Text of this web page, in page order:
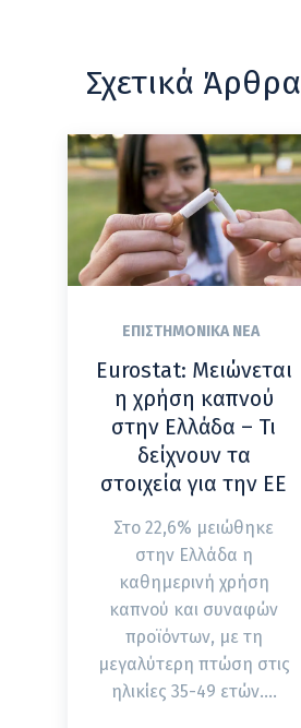
Σχετικά Άρθρα
ΕΠΙΣΤΗΜΟΝΙΚΆ ΝΈΑ
Eurostat: Μειώνεται
η χρήση καπνού
στην Ελλάδα – Τι
δείχνουν τα
στοιχεία για την ΕΕ
Στο 22,6% μειώθηκε
στην Ελλάδα η
καθημερινή χρήση
καπνού και συναφών
προϊόντων, με τη
μεγαλύτερη πτώση στις
ηλικίες 35-49 ετών....